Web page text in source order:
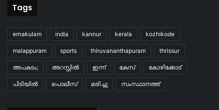
Tags
ernakulam india kannur kerala kozhikode
malappuram sports thiruvananthapuram thrissur
അപകടം; അറസ്റ്റിൽ ഇന്ന് കേസ് കോഴിക്കോട്
പിടിയിൽ പൊലീസ് മരിച്ചു സംസ്ഥാനത്ത്